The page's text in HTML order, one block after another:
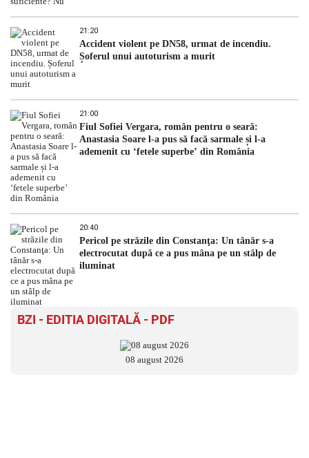
21:20
Accident violent pe DN58, urmat de incendiu.
Șoferul unui autoturism a murit
21:00
Fiul Sofiei Vergara, român pentru o seară:
Anastasia Soare l-a pus să facă sarmale și l-a
ademenit cu ‘fetele superbe’ din România
20:40
Pericol pe străzile din Constanţa: Un tânăr s-a
electrocutat după ce a pus mâna pe un stâlp de
iluminat
BZI - EDITIA DIGITALĂ - PDF
08 august 2026